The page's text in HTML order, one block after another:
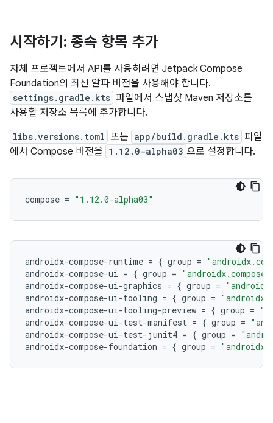
시작하기: 종속 항목 추가
자체 프로젝트에서 API를 사용하려면 Jetpack Compose
Foundation의 최신 알파 버전을 사용해야 합니다.
settings.gradle.kts 파일에서 스냅샷 Maven 저장소를
사용할 저장소 목록에 추가합니다.
libs.versions.toml 또는 app/build.gradle.kts 파일
에서 Compose 버전을 1.12.0-alpha03 으로 설정합니다.
compose = "1.12.0-alpha03"
androidx-compose-runtime = { group =
androidx-compose-ui = { group =
androidx-compose-ui-graphics = { group =
androidx-compose-ui-tooling = { group =
androidx-compose-ui-tooling-preview = { group =
androidx-compose-ui-test-manifest = { group =
androidx-compose-ui-test- junit4 = { group =
androidx-compose-foundation = { group =